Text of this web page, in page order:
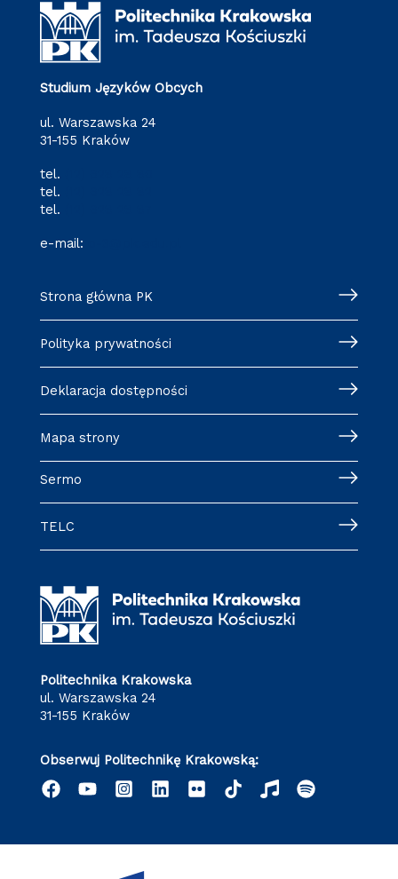
Studium Języków Obcych
ul. Warszawska 24
31-155 Kraków
tel.
tel.
tel.
e-mail:
Strona główna PK
Polityka prywatności
Deklaracja dostępności
Mapa strony
Sermo
TELC
Politechnika Krakowska
ul. Warszawska 24
31-155 Kraków
Obserwuj Politechnikę Krakowską: